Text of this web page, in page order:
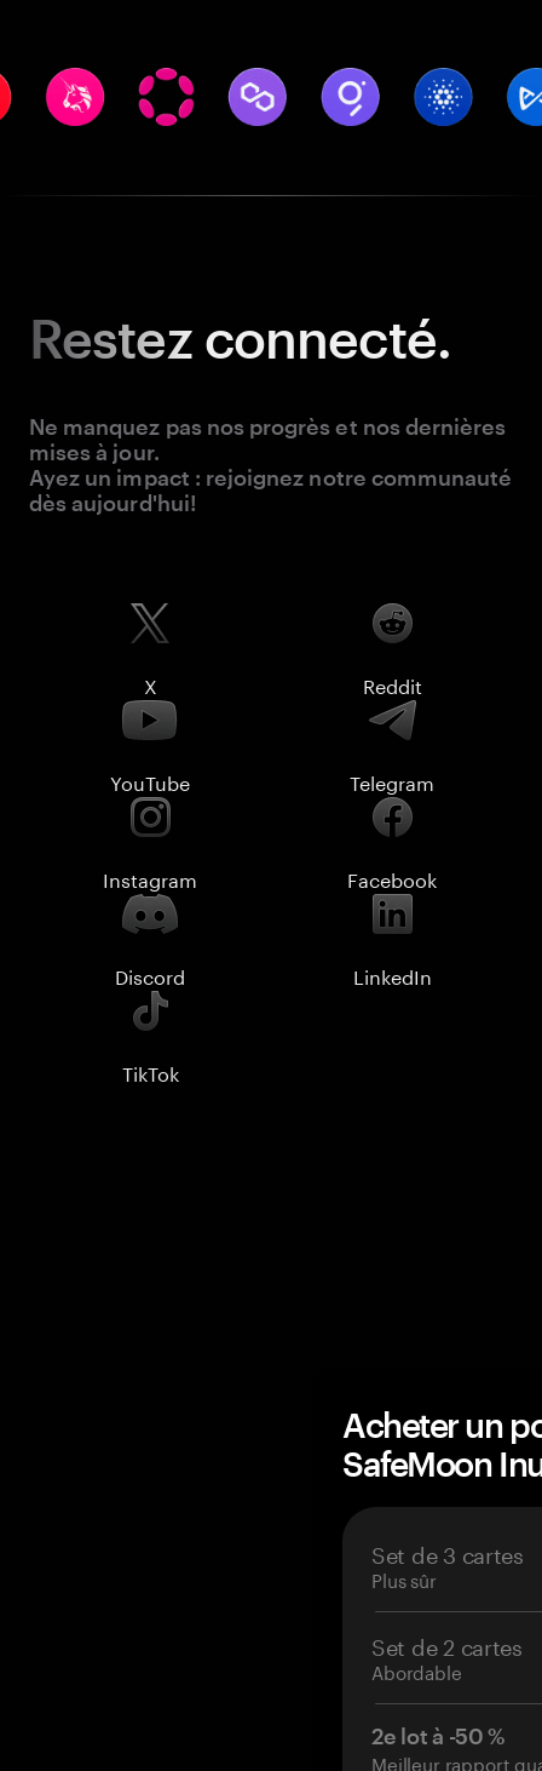
Restezconnecté.
Ne manquez pas nos progrès et nos dernières
mises à jour.
Ayez un impact : rejoignez notre communauté
dès aujourd'hui!
X Reddit
YouTube Telegram
Instagram Facebook
Discord LinkedIn
TikTok
Acheter un
SafeMoon
Set de 3 cartes
Plus sûr
Set de 2 cartes
Abordable
2e lot à -50 %
Meilleur rapport